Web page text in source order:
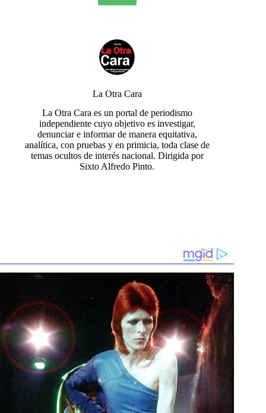
La Otra Cara
La Otra Cara es un portal de periodismo
independiente cuyo objetivo es investigar,
denunciar e informar de manera equitativa,
analítica, con pruebas y en primicia, toda clase de
temas ocultos de interés nacional. Dirigida por
Sixto Alfredo Pinto.